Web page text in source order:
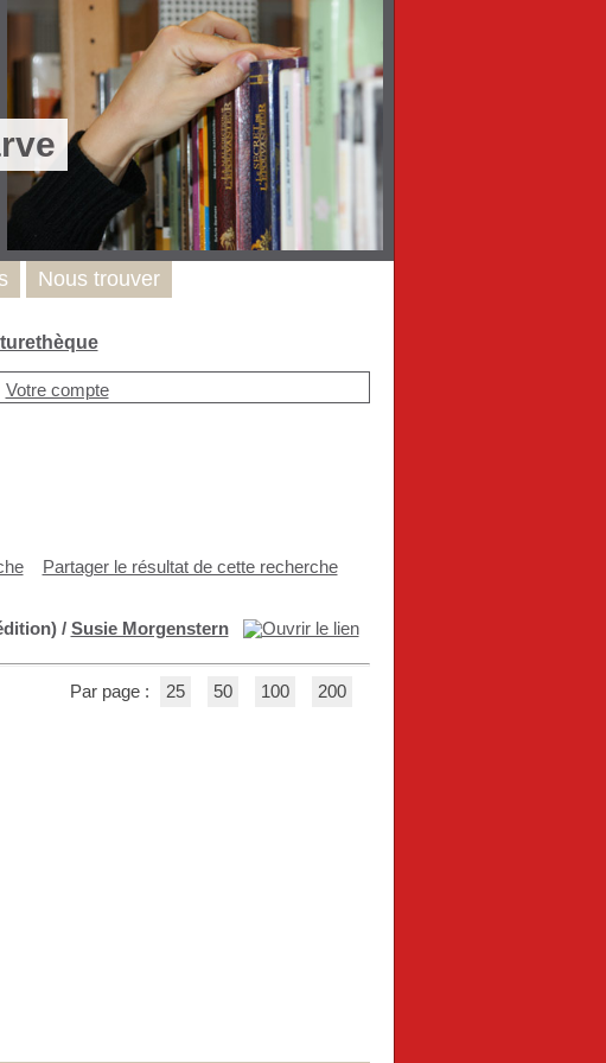
Votre compte
Partager le résultat de cette recherche
/ Susie Morgenstern
Par page : 25 50 100 200
Nous trouver